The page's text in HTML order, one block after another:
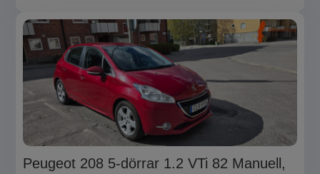
Peugeot 208 5-dörrar 1.2 VTi 82 Manuell,